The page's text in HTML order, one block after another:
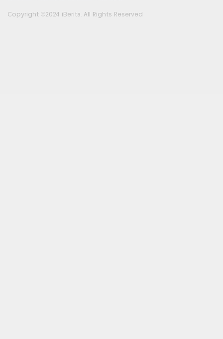
Copyright ©2024 iBerita. All Rights Reserved